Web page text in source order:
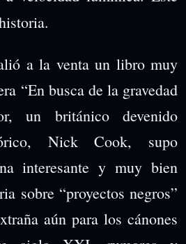
a la venta un libro muy
“En busca de la gravedad
un británico devenido
Nick Cook, supo
interesante y muy bien
sobre “proyectos negros”
aún para los cánones